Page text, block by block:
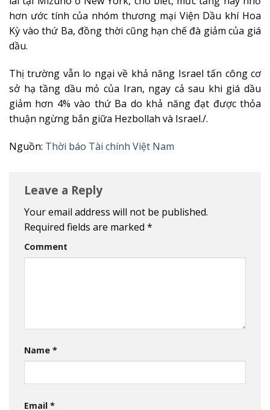
hơn ước tính của nhóm thương mại Viện Dầu khí Hoa
Kỳ vào thứ Ba, đồng thời cũng hạn chế đà giảm của giá
dầu.
Thị trường vẫn lo ngại về khả năng Israel tấn công cơ
sở hạ tầng dầu mỏ của Iran, ngay cả sau khi giá dầu
giảm hơn 4% vào thứ Ba do khả năng đạt được thỏa
thuận ngừng bắn giữa Hezbollah và Israel./.
Nguồn: Thời báo Tài chính Việt Nam
Leave a Reply
Your email address will not be published.
Required fields are marked *
Comment
Name *
Email *